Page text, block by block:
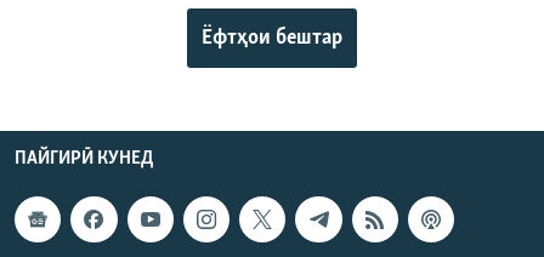
Ёфтҳои бештар
ПАЙГИРӢ КУНЕД